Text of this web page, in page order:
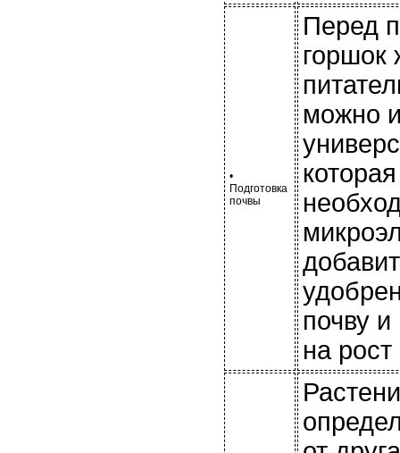
•
Подготовка
почвы
Перед
горшок
можно
почву
на